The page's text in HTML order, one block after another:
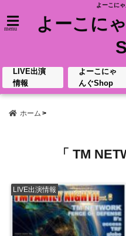
よーこに
menu
よーこに
LIVE出演
情報
よーこにゃ
んぐShop
ホーム
「 TM
LIVE出演情報